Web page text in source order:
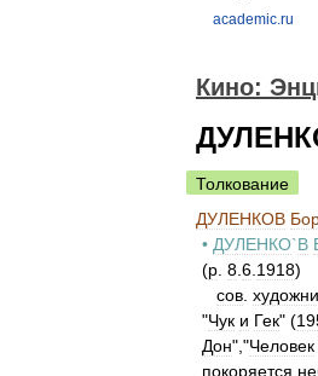
academic.ru
Кино:
Толкование
ДУЛЕНКОВ
• ДУЛЕНКО`В
(р 8 6 1918)
сов
"Чук и Гек" (
Дон","Человек
покоряется